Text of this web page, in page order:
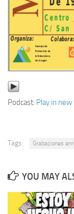
Podcast: Play in
Tags: Grabaciones
YOU MAY